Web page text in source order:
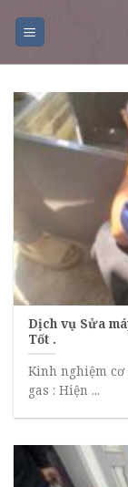
Dịch vụ Sửa
Tốt .
Kinh nghiệm
gas : Hiện ...